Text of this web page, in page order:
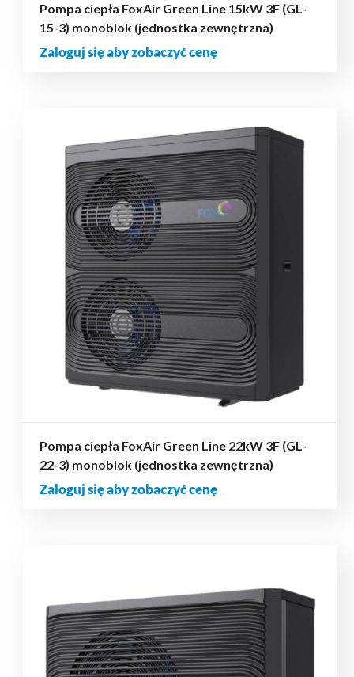
Pompa ciepła FoxAir Green Line 15kW 3F (GL-
15-3) monoblok (jednostka zewnętrzna)
Zaloguj się aby zobaczyć cenę
Pompa ciepła FoxAir Green Line 22kW 3F (GL-
22-3) monoblok (jednostka zewnętrzna)
Zaloguj się aby zobaczyć cenę